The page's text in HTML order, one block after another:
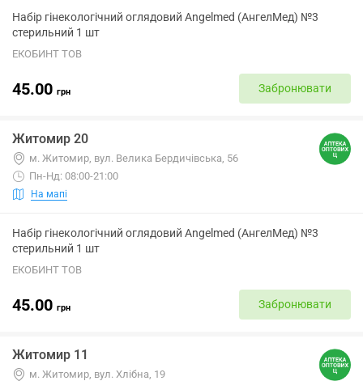
Набір гінекологічний оглядовий Angelmed (АнгелМед) №3
стерильний 1 шт
ЕКОБИНТ ТОВ
45.00 грн Забронювати
Житомир 20
м. Житомир, вул. Велика Бердичівська, 56
Пн-Нд: 08:00-21:00
На мапі
Набір гінекологічний оглядовий Angelmed (АнгелМед) №3
стерильний 1 шт
ЕКОБИНТ ТОВ
45.00 грн Забронювати
Житомир 11
м. Житомир, вул. Хлібна, 19